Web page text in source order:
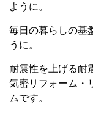
ように。
毎日の暮らしの基
うに。
耐震性を上げる耐
気密リフォーム・
ムです。